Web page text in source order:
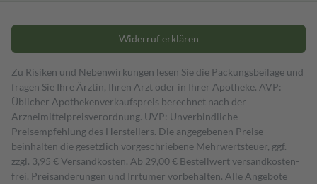
Widerruf erklären
Zu Risiken und Nebenwirkungen lesen Sie die Packungsbeilage und
fragen Sie Ihre Ärztin, Ihren Arzt oder in Ihrer Apotheke. AVP:
Üblicher Apothekenverkaufspreis berechnet nach der
Arzneimittelpreisverordnung. UVP: Unverbindliche
Preisempfehlung des Herstellers. Die angegebenen Preise
beinhalten die gesetzlich vorgeschriebene Mehrwertsteuer, ggf.
zzgl. 3,95 € Versandkosten. Ab 29,00 € Bestell­wert versand­kosten­
frei. Preisänderungen und Irrtümer vorbehalten. Alle Angebote